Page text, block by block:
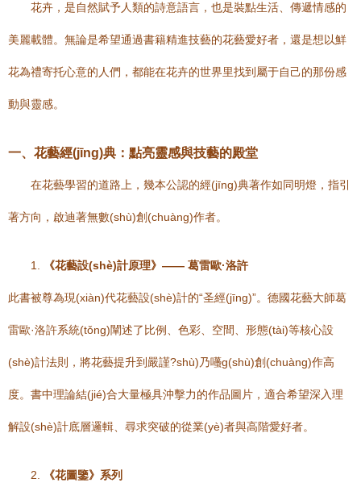
花卉，是自然賦予人類的詩意語言，也是裝點生活、傳遞情感的
美麗載體。無論是希望通過書籍精進技藝的花藝愛好者，還是想以鮮
花為禮寄托心意的人們，都能在花卉的世界里找到屬于自己的那份感
動與靈感。
一、花藝經(jīng)典：點亮靈感與技藝的殿堂
在花藝學習的道路上，幾本公認的經(jīng)典著作如同明燈，指引
著方向，啟迪著無數(shù)創(chuàng)作者。
1. 《花藝設(shè)計原理》—— 葛雷歐·洛許
此書被尊為現(xiàn)代花藝設(shè)計的“圣經(jīng)”。德國花藝大師葛
雷歐·洛許系統(tǒng)闡述了比例、色彩、空間、形態(tài)等核心設
(shè)計法則，將花藝提升到嚴謹?shù)乃囆g(shù)創(chuàng)作高
度。書中理論結(jié)合大量極具沖擊力的作品圖片，適合希望深入理
解設(shè)計底層邏輯、尋求突破的從業(yè)者與高階愛好者。
2. 《花圖鑒》系列